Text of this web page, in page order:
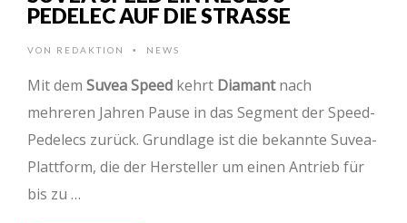
PEDELEC AUF DIE STRASSE
VON REDAKTION • NEWS
Mit dem Suvea Speed kehrt Diamantnach
mehreren Jahren Pause in das Segment der Speed-
Pedelecs zurück. Grundlage ist die bekannte Suvea-
Plattform, die der Hersteller um einen Antrieb für
bis zu …